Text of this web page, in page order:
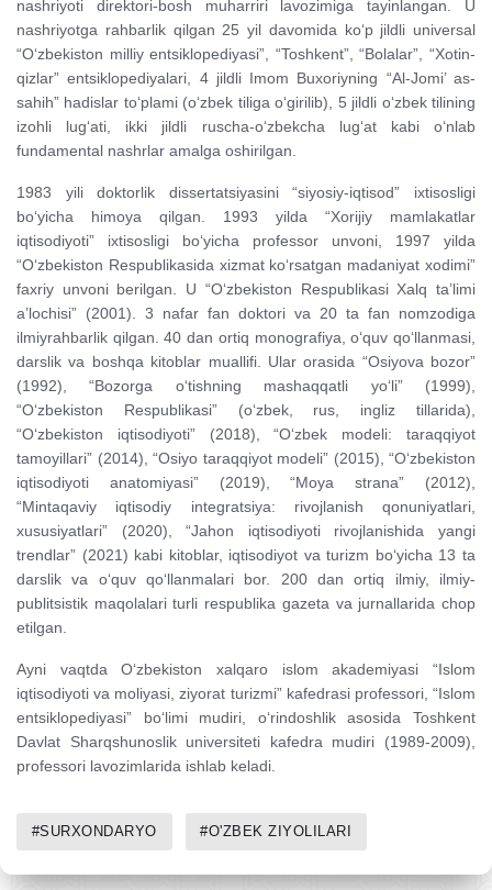
nashriyoti direktori-bosh muharriri lavozimiga tayinlangan. U
nashriyotga rahbarlik qilgan 25 yil davomida ko‘p jildli universal
“O‘zbekiston milliy entsiklopediyasi”, “Toshkent”, “Bolalar”, “Xotin-
qizlar” entsiklopediyalari, 4 jildli Imom Buxoriyning “Al-Jomi’ as-
sahih” hadislar to‘plami (o‘zbek tiliga o‘girilib), 5 jildli o‘zbek tilining
izohli lug‘ati, ikki jildli ruscha-o‘zbekcha lug‘at kabi o‘nlab
fundamental nashrlar amalga oshirilgan.
1983 yili doktorlik dissertatsiyasini “siyosiy-iqtisod” ixtisosligi
bo‘yicha himoya qilgan. 1993 yilda “Xorijiy mamlakatlar
iqtisodiyoti” ixtisosligi bo‘yicha professor unvoni, 1997 yilda
“O‘zbekiston Respublikasida xizmat ko‘rsatgan madaniyat xodimi”
faxriy unvoni berilgan. U “O‘zbekiston Respublikasi Xalq ta’limi
a’lochisi” (2001). 3 nafar fan doktori va 20 ta fan nomzodiga
ilmiyrahbarlik qilgan. 40 dan ortiq monografiya, o‘quv qo‘llanmasi,
darslik va boshqa kitoblar muallifi. Ular orasida “Osiyova bozor”
(1992), “Bozorga o‘tishning mashaqqatli yo‘li” (1999),
“O‘zbekiston Respublikasi” (o‘zbek, rus, ingliz tillarida),
“O‘zbekiston iqtisodiyoti” (2018), “O‘zbek modeli: taraqqiyot
tamoyillari” (2014), “Osiyo taraqqiyot modeli” (2015), “O‘zbekiston
iqtisodiyoti anatomiyasi” (2019), “Moya strana” (2012),
“Mintaqaviy iqtisodiy integratsiya: rivojlanish qonuniyatlari,
xususiyatlari” (2020), “Jahon iqtisodiyoti rivojlanishida yangi
trendlar” (2021) kabi kitoblar, iqtisodiyot va turizm bo‘yicha 13 ta
darslik va o‘quv qo‘llanmalari bor. 200 dan ortiq ilmiy, ilmiy-
publitsistik maqolalari turli respublika gazeta va jurnallarida chop
etilgan.
Ayni vaqtda O‘zbekiston xalqaro islom akademiyasi “Islom
iqtisodiyoti va moliyasi, ziyorat turizmi” kafedrasi professori, “Islom
entsiklopediyasi” bo‘limi mudiri, o‘rindoshlik asosida Toshkent
Davlat Sharqshunoslik universiteti kafedra mudiri (1989-2009),
professori lavozimlarida ishlab keladi.
#SURXONDARYO #O'ZBEK ZIYOLILARI